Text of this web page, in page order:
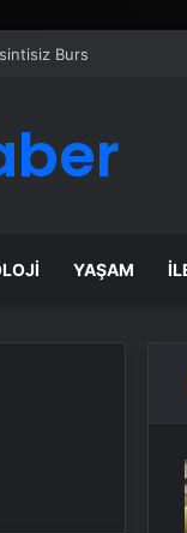
Burs
YAŞAM